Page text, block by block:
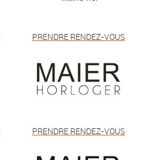
PRENDRE RENDEZ-VOUS
PRENDRE RENDEZ-VOUS